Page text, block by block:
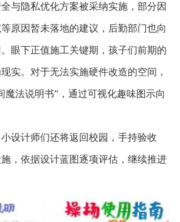
与隐私优化方案被采纳实施，部分因
原因暂未落地的建议，后勤部门也向
眼下正值施工关键期，孩子们前期的
实。对于无法实施硬件改造的空间，
魔法说明书”，通过可视化趣味图示向
计师们还将返回校园，手持验收
，依据设计蓝图逐项评估，继续推进